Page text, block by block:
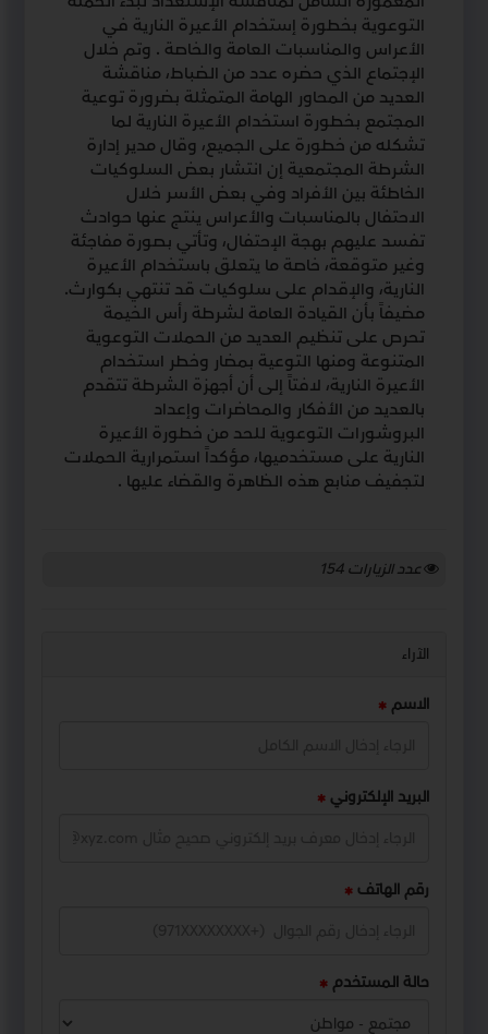
التوعوية بخطورة إستخدام الأعيرة النارية في
الأعراس والمناسبات العامة والخاصة . وتم خلال
الإجتماع الذي حضره عدد من الضباط، مناقشة
العديد من المحاور الهامة المتمثلة بضرورة توعية
المجتمع بخطورة استخدام الأعيرة النارية لما
تشكله من خطورة على الجميع، وقال مدير إدارة
الشرطة المجتمعية إن انتشار بعض السلوكيات
الخاطئة بين الأفراد وفي بعض الأسر خلال
الاحتفال بالمناسبات والأعراس ينتج عنها حوادث
تفسد عليهم بهجة الإحتفال، وتأتي بصورة مفاجئة
وغير متوقعة، خاصة ما يتعلق باستخدام الأعيرة
النارية، والإقدام على سلوكيات قد تنتهي بكوارث.
مضيفاً بأن القيادة العامة لشرطة رأس الخيمة
تحرص على تنظيم العديد من الحملات التوعوية
المتنوعة ومنها التوعية بمضار وخطر استخدام
الأعيرة النارية، لافتاً إلى أن أجهزة الشرطة تتقدم
بالعديد من الأفكار والمحاضرات وإعداد
البروشورات التوعوية للحد من خطورة الأعيرة
النارية على مستخدميها، مؤكداً استمرارية الحملات
لتجفيف منابع هذه الظاهرة والقضاء عليها .
عدد الزيارات154
الآراء
الاسم
البريد الإلكتروني
رقم الهاتف
حالة المستخدم